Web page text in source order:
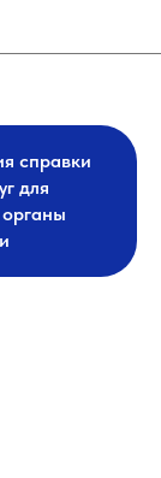
справки
для